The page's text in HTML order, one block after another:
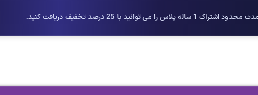
را می توانید با 25 درصد تخفیف دریافت کنید.